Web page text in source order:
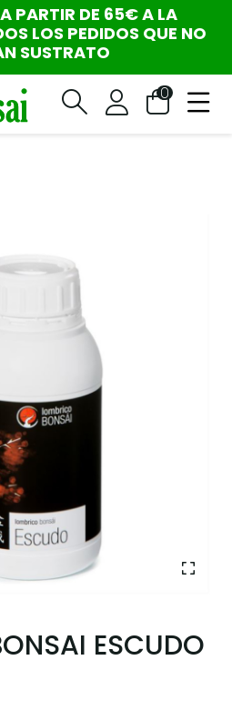
PARTIR DE 65€ A LA
LOS PEDIDOS QUE NO
SUSTRATO
0
ESCUDO